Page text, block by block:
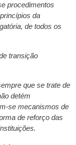
procedimentos
da
de todos os
transição
que se trate de
detém
se mecanismos de
de reforço das